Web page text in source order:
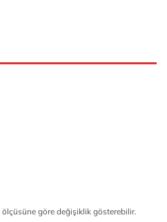
ölçüsüne göre değişiklik gösterebilir.